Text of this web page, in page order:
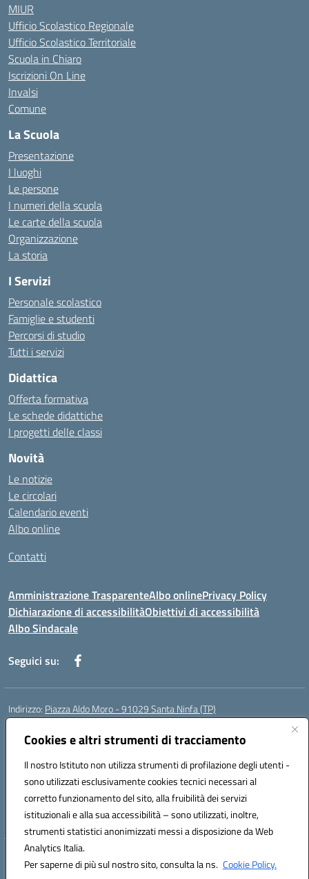
Cookies e altri strumenti di tracciamento
Il nostro Istituto non utilizza strumenti di profilazione degli utenti -
sono utilizzati esclusivamente cookies tecnici necessari al
corretto funzionamento del sito, alla fruibilità dei servizi
istituzionali e alla sua accessibilità – sono utilizzati, inoltre,
strumenti statistici anonimizzati messi a disposizione da Web
Analytics Italia.
Per saperne di più sul nostro sito, consulta la ns. Cookie Policy.
MIUR
Ufficio Scolastico Regionale
Ufficio Scolastico Territoriale
Scuola in Chiaro
Iscrizioni On Line
Invalsi
Comune
La Scuola
Presentazione
I luoghi
Le persone
I numeri della scuola
Le carte della scuola
Organizzazione
La storia
I Servizi
Personale scolastico
Famiglie e studenti
Percorsi di studio
Tutti i servizi
Didattica
Offerta formativa
Le schede didattiche
I progetti delle classi
Novità
Le notizie
Le circolari
Calendario eventi
Albo online
Contatti
Amministrazione TrasparenteAlbo onlinePrivacy Policy
Dichiarazione di accessibilitàObiettivi di accessibilità
Albo Sindacale
Seguici su:
Indirizzo: Piazza Aldo Moro - 91029 Santa Ninfa (TP)
Centralino:
Posta elettronica certificata (PEC):tpic807004@pec.istruzione.it
Codice fiscale: 81002070811
Codice meccanografico:TPIC807004
Codice Indice delle Pubbliche Amministrazioni (IPA): istsc_tpic807004
Codice unico di fatturazione (CUF): UFLMAN
Hosting & Powered by 3D Solution S.r.l.
Concept & Design by Designers Italia